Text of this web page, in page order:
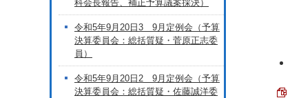
科会長報告、補正予算議案採決）
令和5年9月20日3 9月定例会（予算
決算委員会：総括質疑・菅原正志委
員）
令和5年9月20日2 9月定例会（予算
決算委員会：総括質疑・佐藤誠洋委